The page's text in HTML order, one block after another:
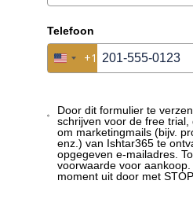
Telefoon
United States +1
+1
Door dit formulier te
schrijven voor de free trial,
om marketingmails (bijv.
enz.) van Ishtar365 te
opgegeven e-mailadres.
voorwaarde voor
moment uit door met